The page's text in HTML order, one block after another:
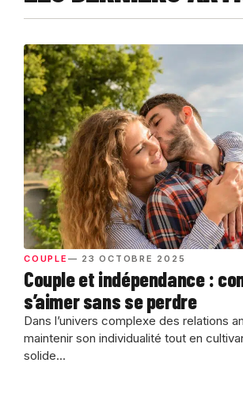
COUPLE — 23 OCTOBRE 2025
Couple et indépendance :
s’aimer sans se perdre
Dans l’univers complexe des relations
maintenir son individualité tout en
solide...